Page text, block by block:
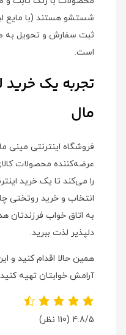
ثبت سفارش و تحویل به
است.
تجربه یک
مال
فروشگاه اینترنتی مینی
عرضه‌کننده محصولات
را می‌کند تا یک خرید
انتخاب و خرید روتختی
به اتاق خواب فرزندتان
دلپذیر لذت ببرید.
همین حالا اقدام کنید و
آرامش خوابتان تهیه
4.8/5 (110 نظر)